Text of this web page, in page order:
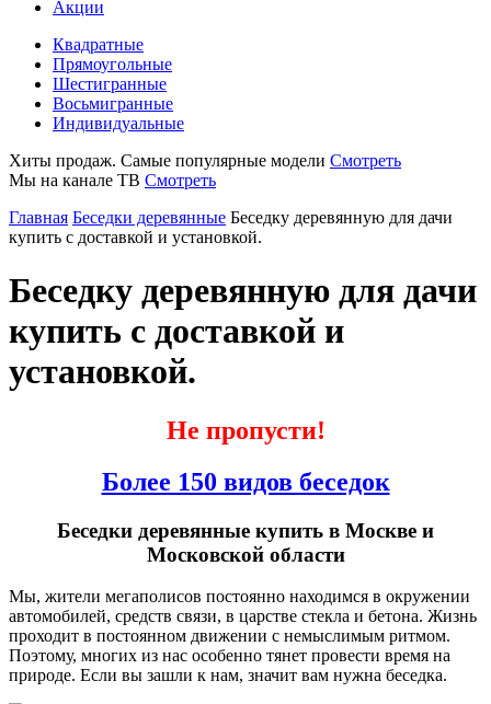
Акции
Квадратные
Прямоугольные
Шестигранные
Восьмигранные
Индивидуальные
Хиты продаж. Самые популярные модели Смотреть
Мы на канале ТВ Смотреть
Главная Беседки деревянные Беседку деревянную для дачи
купить с доставкой и установкой.
Беседку деревянную для дачи
купить с доставкой и
установкой.
Не пропусти!
Более 150 видов беседок
Беседки деревянные купить в Москве и
Московской области
Мы, жители мегаполисов постоянно находимся в окружении
автомобилей, средств связи, в царстве стекла и бетона. Жизнь
проходит в постоянном движении с немыслимым ритмом.
Поэтому, многих из нас особенно тянет провести время на
природе. Если вы зашли к нам, значит вам нужна беседка.